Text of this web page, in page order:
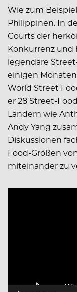
Wie zum
Philippinen. In
Courts der
Konkurrenz und
legendäre
einigen
World Street
er 28 Street-
Ländern wie
Andy Yang
Diskussionen
Food-Größen
miteinander zu